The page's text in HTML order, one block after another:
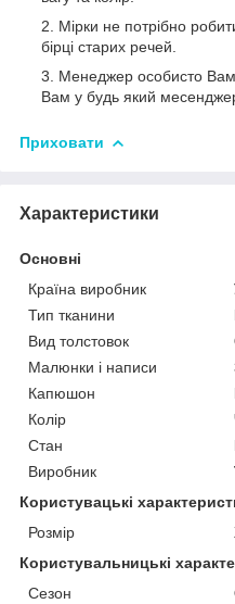
Мірки не потрібно
бірці старих речей.
Менеджер особисто
Вам у будь який
Приховати
Характеристики
Основні
Країна виробник
Тип тканини
Вид толстовок
Малюнки і написи
Капюшон
Колір
Стан
Виробник
Користувацькi
Розмір
Користувальницькі
Сезон